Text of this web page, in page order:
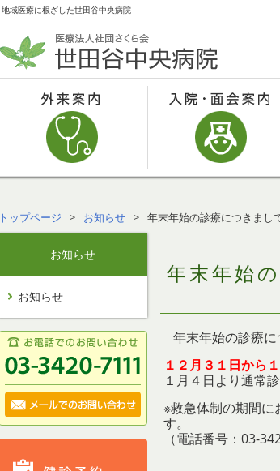
地域医療に根ざした世田谷中央病院
トップページ お知らせ 年末年始の診療につきまし
年末年始
年末年始の診療
１２月３１日から
１月４日より通常
※救急体制の期間に
す。
（電話番号：03-
お知らせ
お知らせ